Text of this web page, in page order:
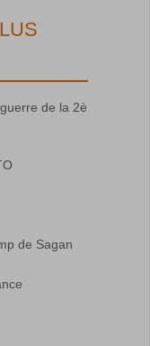
de la 2è
de Sagan